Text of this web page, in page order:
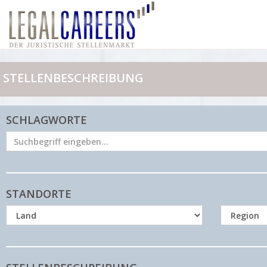
STELLENBESCHREIBUNG
SCHLAGWORTE
STANDORTE